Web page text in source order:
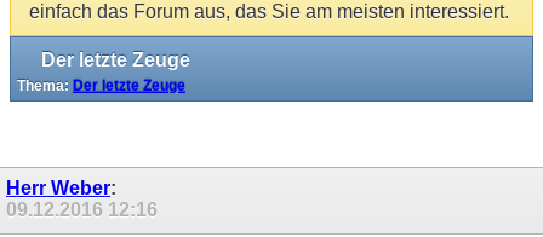
einfach das Forum aus, das Sie am meisten interessiert.
Der letzte Zeuge
Thema: Der letzte Zeuge
Herr Weber:
09.12.2016 12:16